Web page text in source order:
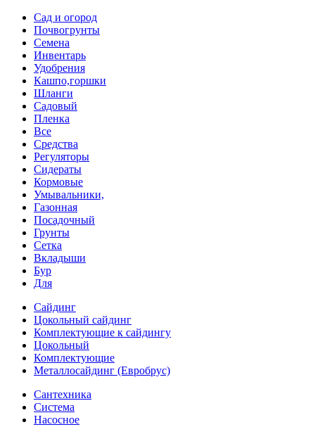
Сад и огород
Почвогрунты
Семена
Инвентарь
Удобрения
Кашпо,горшки
Шланги
Садовый
Пленка
Все
Средства
Регуляторы
Сидераты
Кормовые
Умывальники,
Газонная
Посадочный
Грунты
Сетка
Вкладыши
Бур
Для
Сайдинг
Цокольный сайдинг
Комплектующие к сайдингу
Цокольный
Комплектующие
Металлосайдинг (Евробрус)
Сантехника
Система
Насосное